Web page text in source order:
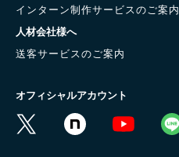
インターン制作サービスのご案内
人材会社様へ
送客サービスのご案内
オフィシャルアカウント